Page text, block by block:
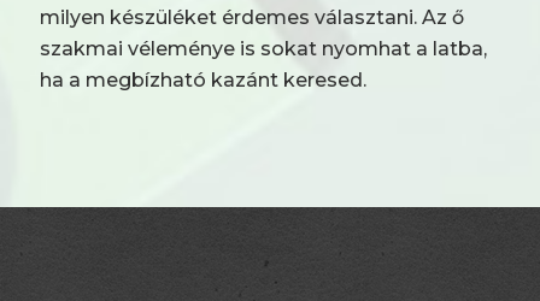
milyen készüléket érdemes választani. Az ő
szakmai véleménye is sokat nyomhat a latba,
ha a megbízható kazánt keresed.